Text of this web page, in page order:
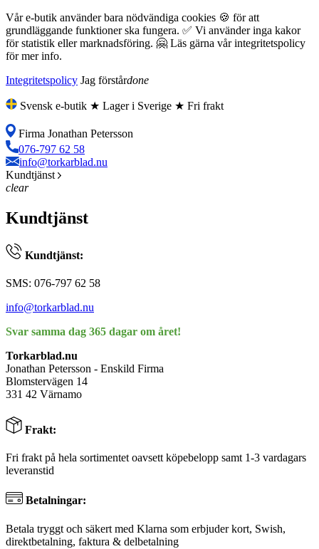
Vår e-butik använder bara nödvändiga cookies 🍪 för att
grundläggande funktioner ska fungera. ✅ Vi använder inga kakor
för statistik eller marknadsföring. 🤗 Läs gärna vår integritetspolicy
för mer info.
Integritetspolicy Jag förstårdone
Svensk e-butik ★ Lager i Sverige ★ Fri frakt
Firma Jonathan Petersson
076-797 62 58
info@torkarblad.nu
Kundtjänst
clear
Kundtjänst
Kundtjänst:
SMS: 076-797 62 58
info@torkarblad.nu
Svar samma dag 365 dagar om året!
Torkarblad.nu
Jonathan Petersson - Enskild Firma
Blomstervägen 14
331 42 Värnamo
Frakt:
Fri frakt på hela sortimentet oavsett köpebelopp samt 1-3 vardagars
leveranstid
Betalningar:
Betala tryggt och säkert med Klarna som erbjuder kort, Swish,
direktbetalning, faktura & delbetalning